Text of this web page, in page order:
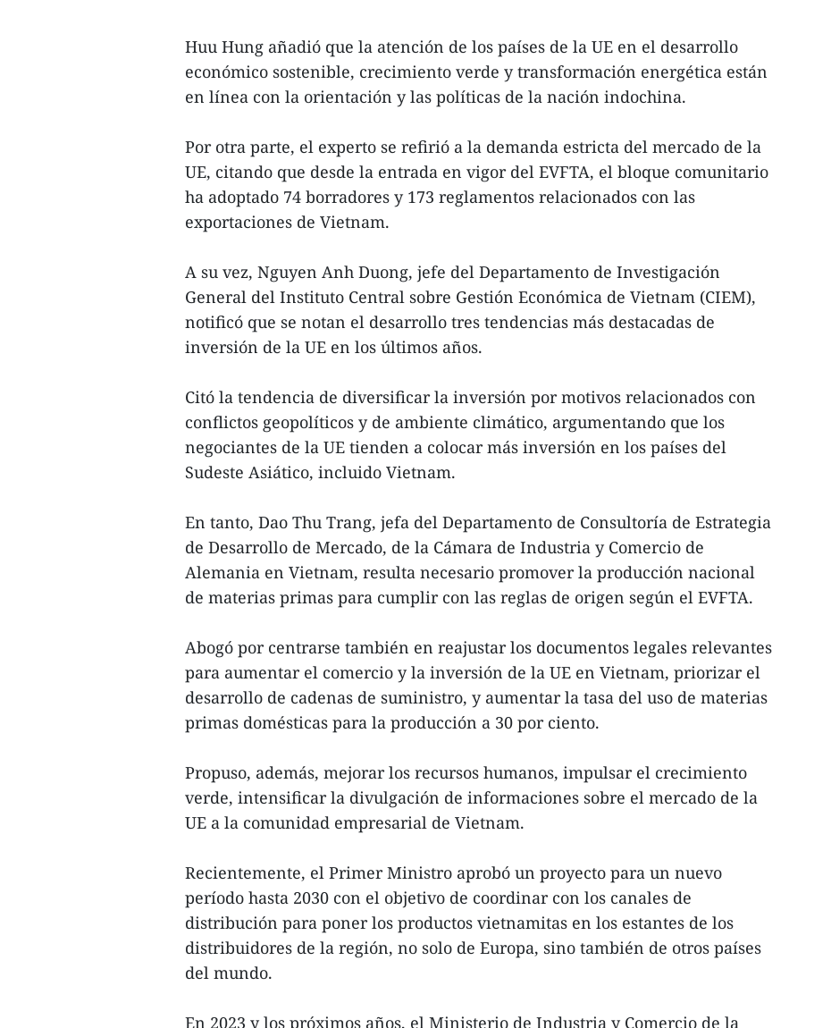
Huu Hung añadió que la atención de los países de la UE en el desarrollo
económico sostenible, crecimiento verde y transformación energética están
en línea con la orientación y las políticas de la nación indochina.
Por otra parte, el experto se refirió a la demanda estricta del mercado de la
UE, citando que desde la entrada en vigor del EVFTA, el bloque comunitario
ha adoptado 74 borradores y 173 reglamentos relacionados con las
exportaciones de Vietnam.
A su vez, Nguyen Anh Duong, jefe del Departamento de Investigación
General del Instituto Central sobre Gestión Económica de Vietnam (CIEM),
notificó que se notan el desarrollo tres tendencias más destacadas de
inversión de la UE en los últimos años.
Citó la tendencia de diversificar la inversión por motivos relacionados con
conflictos geopolíticos y de ambiente climático, argumentando que los
negociantes de la UE tienden a colocar más inversión en los países del
Sudeste Asiático, incluido Vietnam.
En tanto, Dao Thu Trang, jefa del Departamento de Consultoría de Estrategia
de Desarrollo de Mercado, de la Cámara de Industria y Comercio de
Alemania en Vietnam, resulta necesario promover la producción nacional
de materias primas para cumplir con las reglas de origen según el EVFTA.
Abogó por centrarse también en reajustar los documentos legales relevantes
para aumentar el comercio y la inversión de la UE en Vietnam, priorizar el
desarrollo de cadenas de suministro, y aumentar la tasa del uso de materias
primas domésticas para la producción a 30 por ciento.
Propuso, además, mejorar los recursos humanos, impulsar el crecimiento
verde, intensificar la divulgación de informaciones sobre el mercado de la
UE a la comunidad empresarial de Vietnam.
Recientemente, el Primer Ministro aprobó un proyecto para un nuevo
período hasta 2030 con el objetivo de coordinar con los canales de
distribución para poner los productos vietnamitas en los estantes de los
distribuidores de la región, no solo de Europa, sino también de otros países
del mundo.
En 2023 y los próximos años, el Ministerio de Industria y Comercio de la